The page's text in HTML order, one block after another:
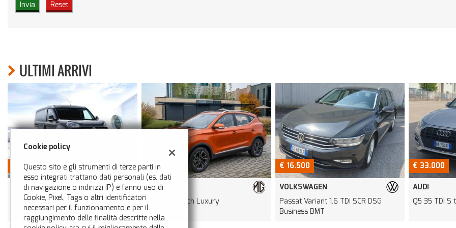
ULTIMI ARRIVI
€ 16.500
ZS 1.5 VTi-tech Luxury
€ 16.500
VOLKSWAGEN
Passat Variant 1.6 TDI SCR DSG
Business BMT
€ 33.000
AUDI
Q5 35 TDI S tronic Business
€ 12.500
AUDI
A3 SPB 1.6
Cookie policy
Questo sito e gli strumenti di terze parti in
esso integrati trattano dati personali (es. dati
di navigazione o indirizzi IP) e fanno uso di
Cookie, Pixel, Tags o altri identificatori
necessari per il funzionamento e per il
raggiungimento delle finalità descritte nella